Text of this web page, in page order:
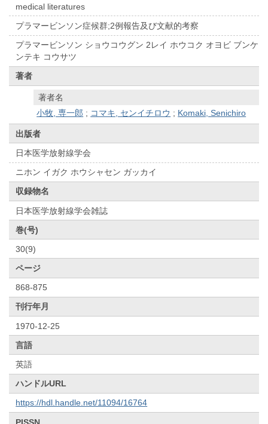
medical literatures
プラマービンソン症候群;2例報告及び文献的考察
プラマービンソン ショウコウグン 2レイ ホウコク オヨビ ブンケ
ンテキ コウサツ
著者
著者名
小牧, 専一郎 ; コマキ, センイチロウ ; Komaki, Senichiro
出版者
日本医学放射線学会
ニホン イガク ホウシャセン ガッカイ
収録物名
日本医学放射線学会雑誌
巻(号)
30(9)
ページ
868-875
刊行年月
1970-12-25
言語
英語
ハンドルURL
https://hdl.handle.net/11094/16764
PISSN